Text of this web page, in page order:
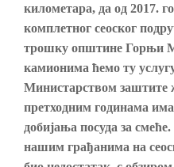
километара, да од 2017.
комплетног сеоског
трошку општине Горњи
камионима ћемо ту
Министарством заштите
претходним годинама
добијања посуда за
нашим грађанима на